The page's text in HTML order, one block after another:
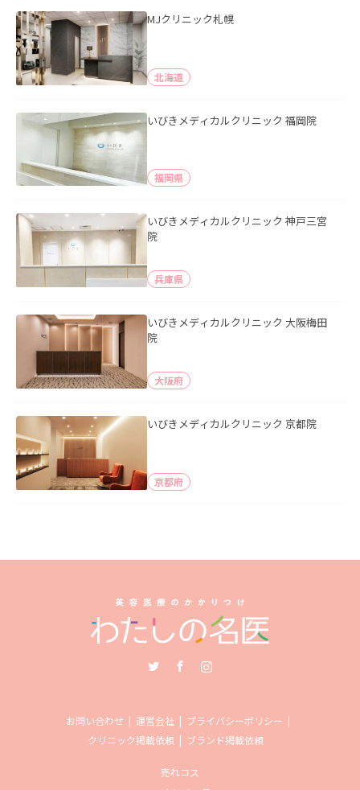
MJクリニック札幌
北海道
いびきメディカルクリニック 福岡院
福岡県
いびきメディカルクリニック 神戸三宮
院
兵庫県
いびきメディカルクリニック 大阪梅田
院
大阪府
いびきメディカルクリニック 京都院
京都府
お問い合わせ 運営会社
プライバシーポリシー
クリニック掲載依頼
ブランド掲載依頼
売れコス